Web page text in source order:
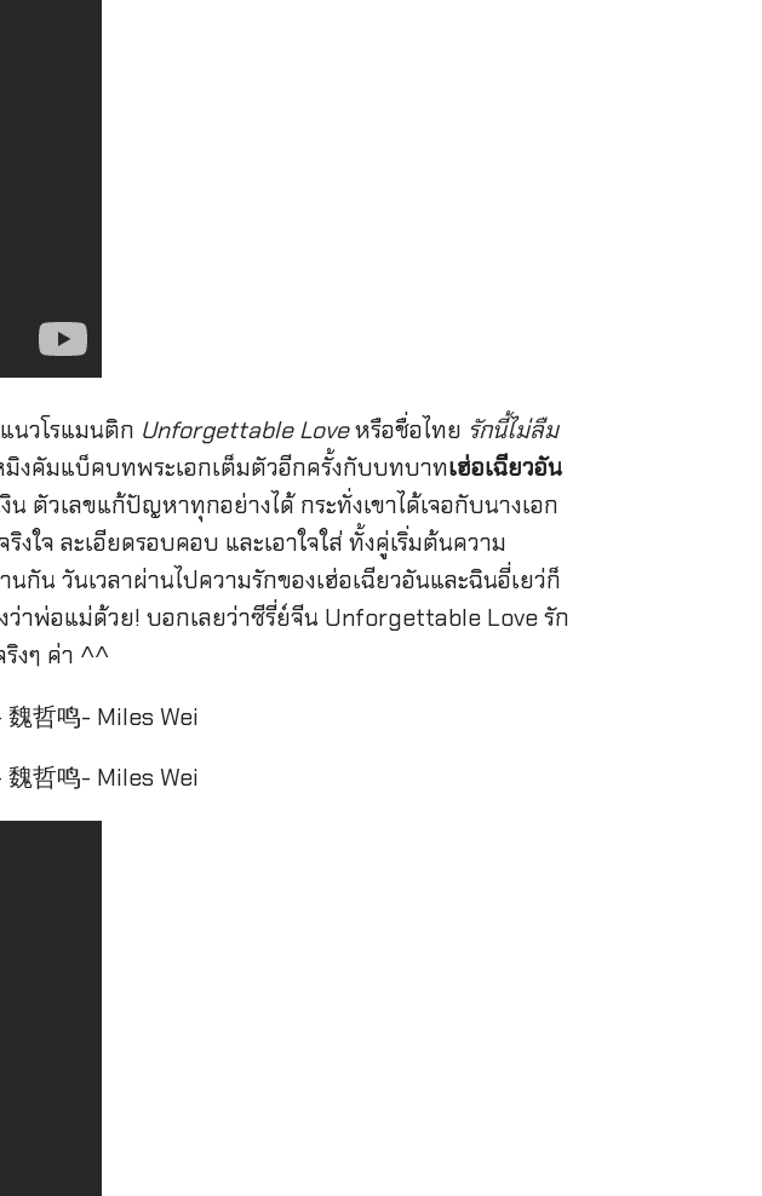
นวโรแมนติก Unforgettable Loveหรือชื่อไทย รักนี้ไม่ลืม
มิงคัมแบ็คบทพระเอกเต็มตัวอีกครั้งกับบทบาทเฮ่อเฉียวอัน
ตัวเลขแก้ปัญหาทุกอย่างได้ กระทั่งเขาได้เจอกับนางเอก
ใจ ละเอียดรอบคอบ และเอาใจใส่ ทั้งคู่เริ่มต้นความ
น วันเวลาผ่านไปความรักของเฮ่อเฉียวอันและฉินอี่เยว่ก็
ว่าพ่อแม่ด้วย! บอกเลยว่าซีรี่ย์จีน Unforgettable Love รัก
งๆ ค่า ^^